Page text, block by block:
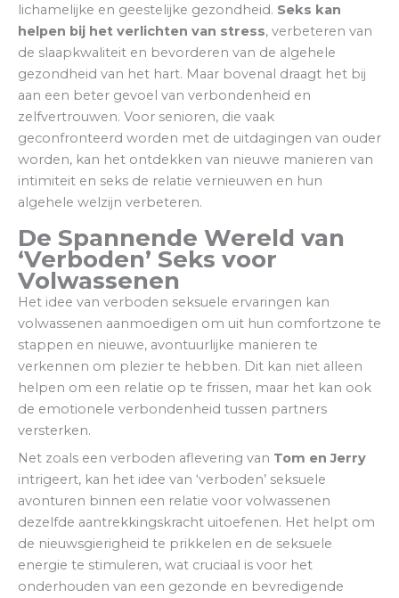
lichamelijke en geestelijke gezondheid. Seks kan
helpen bij het verlichten van stress, verbeteren van
de slaapkwaliteit en bevorderen van de algehele
gezondheid van het hart. Maar bovenal draagt het bij
aan een beter gevoel van verbondenheid en
zelfvertrouwen. Voor senioren, die vaak
geconfronteerd worden met de uitdagingen van ouder
worden, kan het ontdekken van nieuwe manieren van
intimiteit en seks de relatie vernieuwen en hun
algehele welzijn verbeteren.
De Spannende Wereld van
‘Verboden’ Seks voor
Volwassenen
Het idee van verboden seksuele ervaringen kan
volwassenen aanmoedigen om uit hun comfortzone te
stappen en nieuwe, avontuurlijke manieren te
verkennen om plezier te hebben. Dit kan niet alleen
helpen om een relatie op te frissen, maar het kan ook
de emotionele verbondenheid tussen partners
versterken.
Net zoals een verboden aflevering van Tom en Jerry
intrigeert, kan het idee van ‘verboden’ seksuele
avonturen binnen een relatie voor volwassenen
dezelfde aantrekkingskracht uitoefenen. Het helpt om
de nieuwsgierigheid te prikkelen en de seksuele
energie te stimuleren, wat cruciaal is voor het
onderhouden van een gezonde en bevredigende